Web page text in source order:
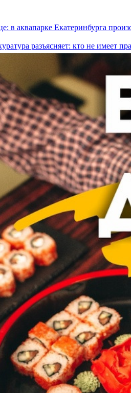
в аквапарке Екатеринбурга
разъясняет: кто не имеет